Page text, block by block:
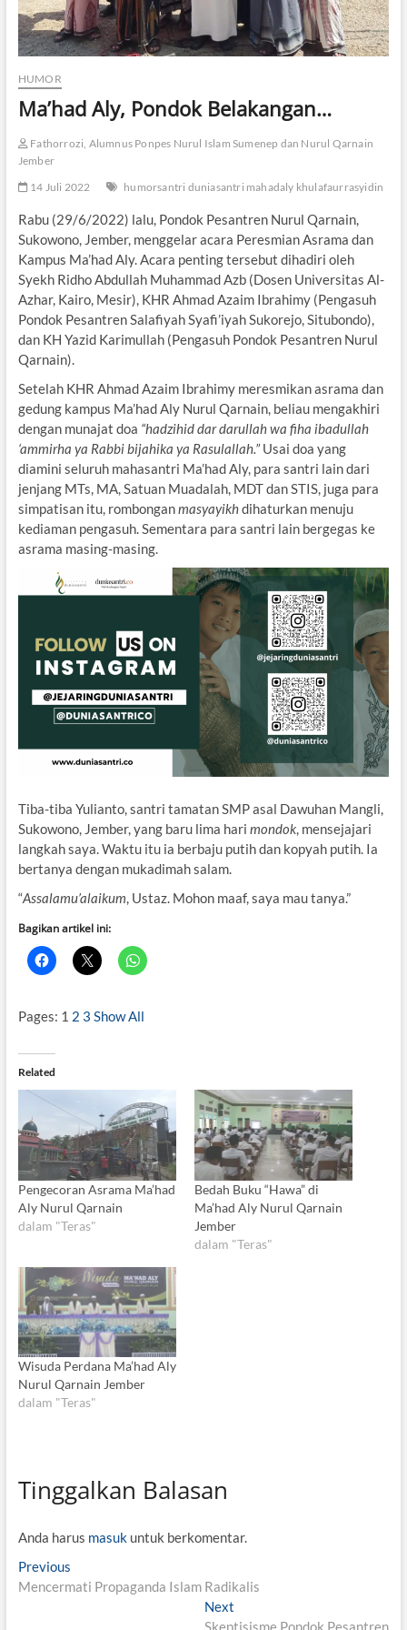
HUMOR
Ma’had Aly, Pondok Belakangan…
Fathorrozi, Alumnus Ponpes Nurul Islam Sumenep dan Nurul Qarnain
Jember
14 Juli 2022
humorsantri duniasantri mahadaly khulafaurrasyidin
Rabu (29/6/2022) lalu, Pondok Pesantren Nurul Qarnain,
Sukowono, Jember, menggelar acara Peresmian Asrama dan
Kampus Ma’had Aly. Acara penting tersebut dihadiri oleh
Syekh Ridho Abdullah Muhammad Azb (Dosen Universitas Al-
Azhar, Kairo, Mesir), KHR Ahmad Azaim Ibrahimy (Pengasuh
Pondok Pesantren Salafiyah Syafi’iyah Sukorejo, Situbondo),
dan KH Yazid Karimullah (Pengasuh Pondok Pesantren Nurul
Qarnain).
Setelah KHR Ahmad Azaim Ibrahimy meresmikan asrama dan
gedung kampus Ma’had Aly Nurul Qarnain, beliau mengakhiri
dengan munajat doa “hadzihid dar darullah wa fiha ibadullah
‘ammirha ya Rabbi bijahika ya Rasulallah.”Usai doa yang
diamini seluruh mahasantri Ma’had Aly, para santri lain dari
jenjang MTs, MA, Satuan Muadalah, MDT dan STIS, juga para
simpatisan itu, rombonganmasyayikhdihaturkan menuju
kediaman pengasuh. Sementara para santri lain bergegas ke
asrama masing-masing.
Tiba-tiba Yulianto, santri tamatan SMP asal Dawuhan Mangli,
Sukowono, Jember, yang baru lima hari mondok, mensejajari
langkah saya. Waktu itu ia berbaju putih dan kopyah putih. Ia
bertanya dengan mukadimah salam.
“Assalamu’alaikum, Ustaz. Mohon maaf, saya mau tanya.”
Bagikan artikel ini:
Pages: 1 2 3 Show All
Related
Pengecoran Asrama Ma’had
Aly Nurul Qarnain
dalam "Teras"
Bedah Buku “Hawa” di
Ma’had Aly Nurul Qarnain
Jember
dalam "Teras"
Wisuda Perdana Ma’had Aly
Nurul Qarnain Jember
dalam "Teras"
Tinggalkan Balasan
Anda harus masukuntuk berkomentar.
N
a
Previous
r
Mencermati Propaganda Islam Radikalis
Next
e
Skeptisisme Pondok Pesantren